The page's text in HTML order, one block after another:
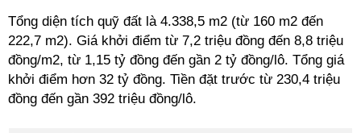
Tổng diện tích quỹ đất là 4.338,5 m2 (từ 160 m2 đến
222,7 m2). Giá khởi điểm từ 7,2 triệu đồng đến 8,8 triệu
đồng/m2, từ 1,15 tỷ đồng đến gần 2 tỷ đồng/lô. Tổng giá
khởi điểm hơn 32 tỷ đồng. Tiền đặt trước từ 230,4 triệu
đồng đến gần 392 triệu đồng/lô.